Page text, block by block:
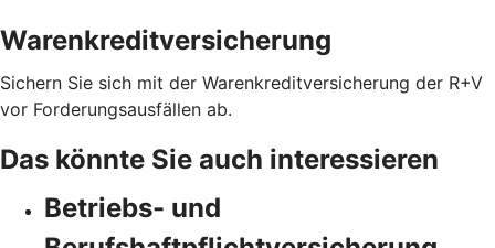
Warenkreditversicherung
Sichern Sie sich mit der Warenkreditversicherung der R+V
vor Forderungsausfällen ab.
Das könnte Sie auch interessieren
Betriebs- und